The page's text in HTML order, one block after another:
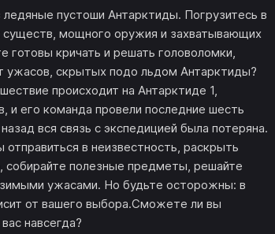
пустоши Антарктиды. Погрузитесь в
мощного оружия и захватывающих
готовы кричать и решать головоломки,
ужасов, скрытых подо льдом Антарктиды?
происходит на Антарктиде 1,
и его команда провели последние шесть
вся связь с экспедицией была потеряна.
в неизвестность, раскрыть
полезные предметы, решайте
ужасами. Но будьте осторожны: в
от вашего выбора.Сможете ли вы
навсегда?